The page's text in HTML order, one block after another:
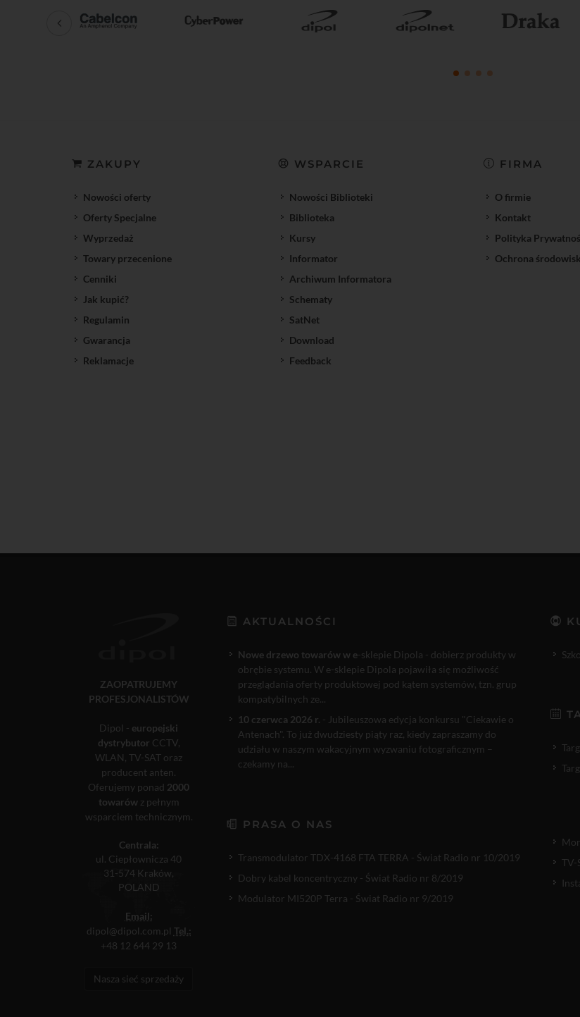
ZAKUPY
Nowości oferty
Oferty Specjalne
Wyprzedaż
Towary przecenione
Cenniki
Jak kupić?
Regulamin
Gwarancja
Reklamacje
WSPARCIE
Nowości Biblioteki
Biblioteka
Kursy
Informator
Archiwum Informatora
Schematy
SatNet
Download
Feedback
FIRMA
O firmie
Kontakt
Polityka
Ochrona
ZAOPATRUJEMY
PROFESJONALISTÓW
Dipol - europejski
dystrybutor CCTV,
WLAN, TV-SAT oraz
producent anten.
Oferujemy ponad 2000
towarówz pełnym
wsparciem technicznym.
Centrala:
ul. Ciepłownicza 40
31-574 Kraków,
POLAND
Email:
dipol@dipol.com.pl Tel.:
+48 12 644 29 13
Nasza sieć sprzedaży
AKTUALNOŚCI
Nowe drzewo towarów w e-sklepie Dipola - dobierz produkty w
obrębie systemu. W e-sklepie Dipola pojawiła się możliwość
przeglądania oferty produktowej pod kątem systemów, tzn. grup
kompatybilnych ze...
10 czerwca 2026 r. - Jubileuszowa edycja konkursu "Ciekawie o
Antenach". To już dwudziesty piąty raz, kiedy zapraszamy do
udziału w naszym wakacyjnym wyzwaniu fotograficznym –
czekamy na...
PRASA O NAS
Transmodulator TDX-4168 FTA TERRA - Świat Radio nr 10/2019
Dobry kabel koncentryczny - Świat Radio nr 8/2019
Modulator MI520P Terra - Świat Radio nr 9/2019
TV-